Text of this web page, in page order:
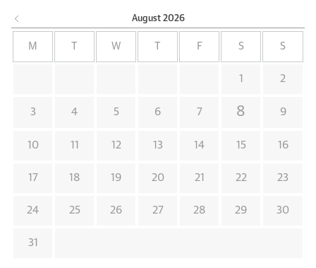
August 2026
M W F S S
1 2
3 4 5 6 7 8 9
10 11 12 13 14 15 16
17 18 19 20 21 22 23
24 25 26 27 28 29 30
31